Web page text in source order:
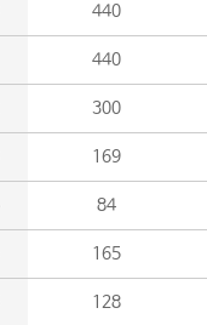
440
440
300
169
84
165
128